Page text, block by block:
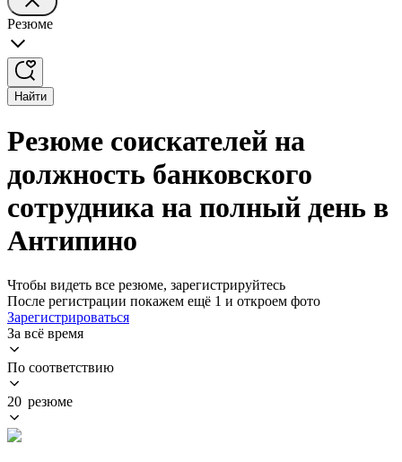
Резюме
Найти
Резюме соискателей на
должность банковского
сотрудника на полный день в
Антипино
Чтобы видеть все резюме, зарегистрируйтесь
После регистрации покажем ещё 1 и откроем фото
Зарегистрироваться
За всё время
По соответствию
20 резюме